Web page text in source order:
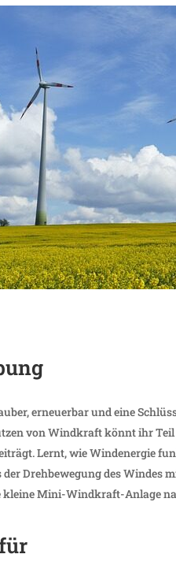
erneu­erbar und eine
von Wind­kraft könnt ihr
Lernt, wie Wind­energie
Dreh­be­we­gung des Windes
kleine Mini-Wind­kraft-Anlage